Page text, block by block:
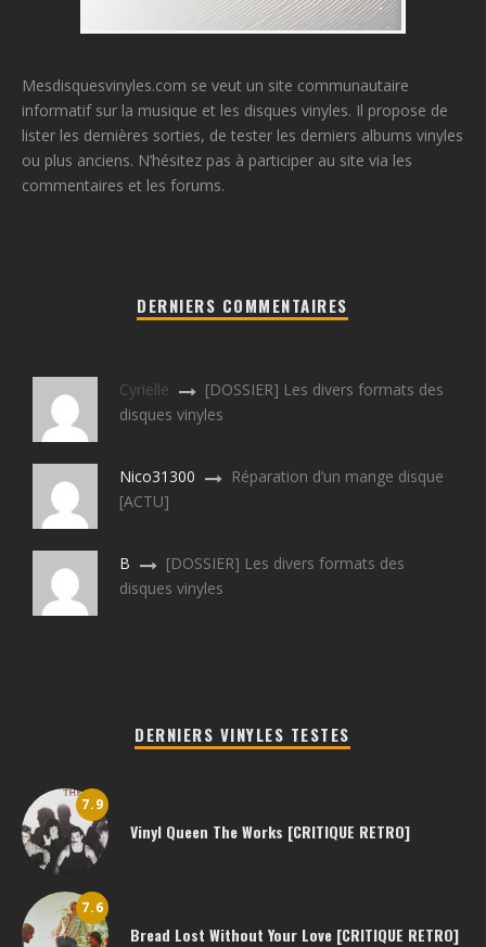
Mesdisquesvinyles.com se veut un site communautaire
informatif sur la musique et les disques vinyles. Il propose de
lister les dernières sorties, de tester les derniers albums vinyles
ou plus anciens. N’hésitez pas à participer au site via les
commentaires et les forums.
DERNIERS COMMENTAIRES
Cyrielle
[DOSSIER] Les divers formats des
disques vinyles
Nico31300
Réparation d’un mange disque
[ACTU]
B
[DOSSIER] Les divers formats des
disques vinyles
DERNIERS VINYLES TESTES
7.9
Vinyl Queen The Works [CRITIQUE RETRO]
7.6
Bread Lost Without Your Love [CRITIQUE RETRO]